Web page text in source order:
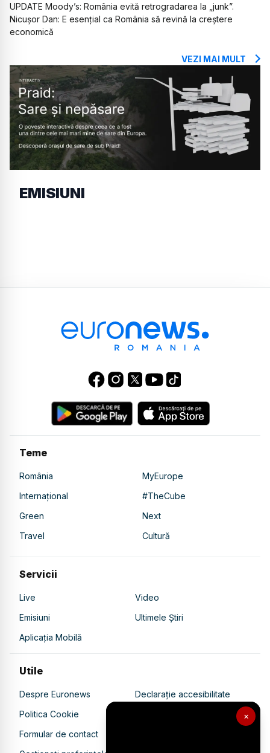
×
UPDATE Moody’s: România evită retrogradarea la „junk”.
Nicușor Dan: E esențial ca România să revină la creștere
economică
VEZI MAI MULT
EMISIUNI
Teme
România
MyEurope
Internațional
#TheCube
Green
Next
Travel
Cultură
Servicii
Live
Video
Emisiuni
Ultimele Știri
Aplicația Mobilă
Utile
Despre Euronews
Declarație accesibilitate
Politica Cookie
Politica de confidențialitate
Formular de contact